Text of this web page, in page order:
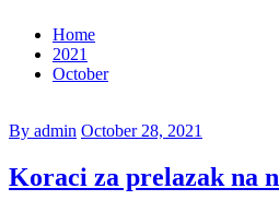
Home
2021
October
By admin October 28, 2021
Koraci za prelazak na